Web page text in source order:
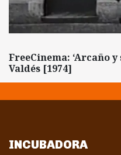
FreeCinema: ‘Arcaño
Valdés [1974]
INCUBADORA